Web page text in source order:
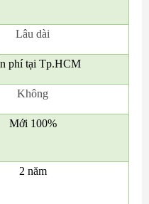
Lâu dài
phí tại Tp.HCM
Không
Mới 100%
2 năm